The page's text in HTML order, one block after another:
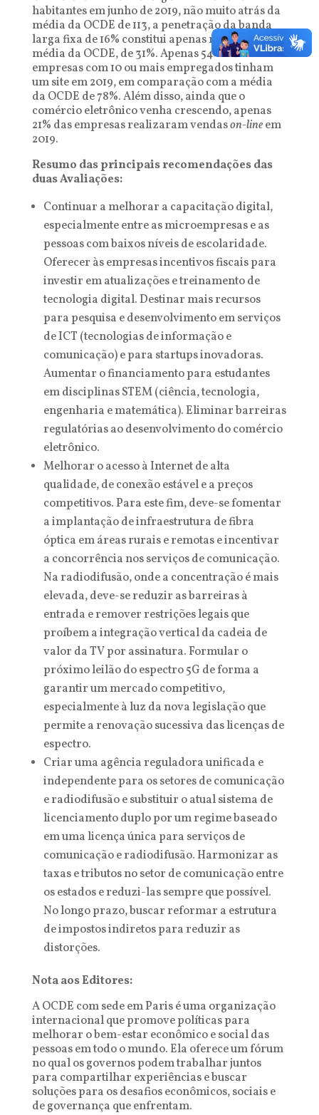
habitantes em junho de 2019, não muito atrás da
média da OCDE de 113, a penetração da banda
larga fixa de 16% constitui apenas metade da
média da OCDE, de 31%. Apenas 54% das
empresas com 10 ou mais empregados tinham
um site em 2019, em comparação com a média
da OCDE de 78%. Além disso, ainda que o
comércio eletrônico venha crescendo, apenas
21% das empresas realizaram vendason-lineem
2019.
Resumo das principais recomendações das
duas Avaliações:
Continuar a melhorar a capacitação digital,
especialmente entre as microempresas e as
pessoas com baixos níveis de escolaridade.
Oferecer às empresas incentivos fiscais para
investir em atualizações e treinamento de
tecnologia digital. Destinar mais recursos
para pesquisa e desenvolvimento em serviços
de ICT (tecnologias de informação e
comunicação) e para startups inovadoras.
Aumentar o financiamento para estudantes
em disciplinas STEM (ciência, tecnologia,
engenharia e matemática). Eliminar barreiras
regulatórias ao desenvolvimento do comércio
eletrônico.
Melhorar o acesso à Internet de alta
qualidade, de conexão estável e a preços
competitivos. Para este fim, deve-se fomentar
a implantação de infraestrutura de fibra
óptica em áreas rurais e remotas e incentivar
a concorrência nos serviços de comunicação.
Na radiodifusão, onde a concentração é mais
elevada, deve-se reduzir as barreiras à
entrada e remover restrições legais que
proíbem a integração vertical da cadeia de
valor da TV por assinatura. Formular o
próximo leilão do espectro 5G de forma a
garantir um mercado competitivo,
especialmente à luz da nova legislação que
permite a renovação sucessiva das licenças de
espectro.
Criar uma agência reguladora unificada e
independente para os setores de comunicação
e radiodifusão e substituir o atual sistema de
licenciamento duplo por um regime baseado
em uma licença única para serviços de
comunicação e radiodifusão. Harmonizar as
taxas e tributos no setor de comunicação entre
os estados e reduzi-las sempre que possível.
No longo prazo, buscar reformar a estrutura
de impostos indiretos para reduzir as
distorções.
Nota aos Editores:
A OCDE com sede em Paris é uma organização
internacional que promove políticas para
melhorar o bem-estar econômico e social das
pessoas em todo o mundo. Ela oferece um fórum
no qual os governos podem trabalhar juntos
para compartilhar experiências e buscar
soluções para os desafios econômicos, sociais e
de governança que enfrentam.